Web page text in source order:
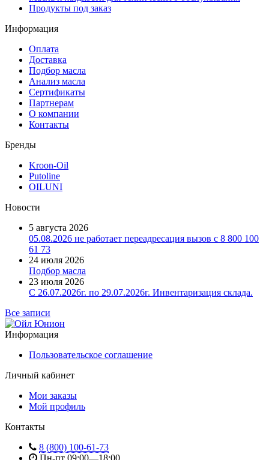
Продукты под заказ
Информация
Оплата
Доставка
Подбор масла
Анализ масла
Сертификаты
Партнерам
О компании
Контакты
Бренды
Kroon-Oil
Putoline
OILUNI
Новости
5 августа 2026
05.08.2026 не работает переадресация вызов с 8 800 100
61 73
24 июля 2026
Подбор масла
23 июля 2026
С 26.07.2026г. по 29.07.2026г. Инвентаризация склада.
Все записи
Информация
Пользовательское соглашение
Личный кабинет
Мои заказы
Мой профиль
Контакты
8 (800) 100-61-73